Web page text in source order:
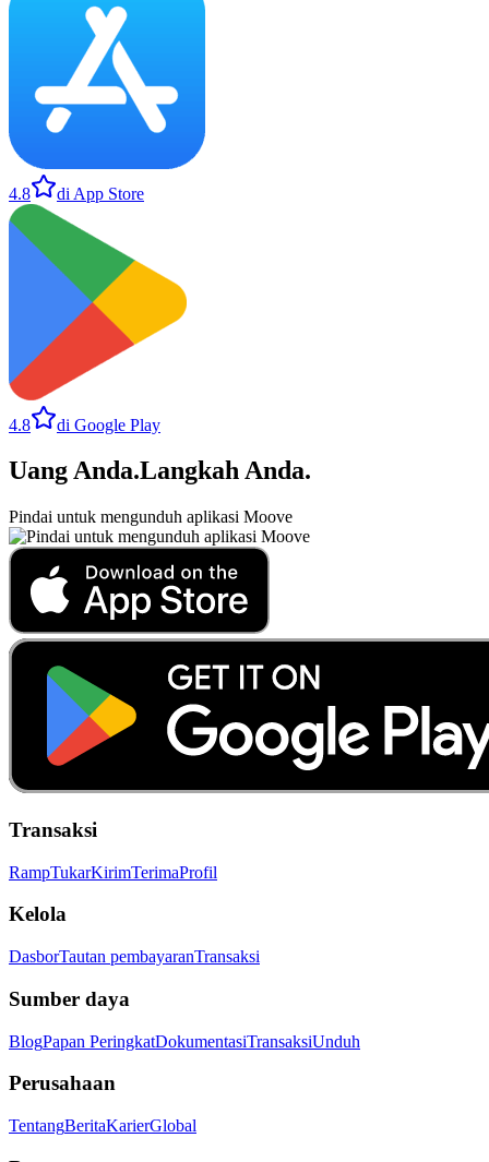
4.8 di App Store
4.8 di Google Play
Uang Anda.Langkah Anda.
Pindai untuk mengunduh aplikasi Moove
Transaksi
RampTukarKirimTerimaProfil
Kelola
DasborTautan pembayaranTransaksi
Sumber daya
BlogPapan PeringkatDokumentasiTransaksiUnduh
Perusahaan
TentangBeritaKarierGlobal